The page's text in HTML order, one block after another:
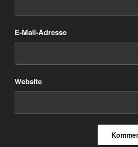
E-Mail-Adresse
Website